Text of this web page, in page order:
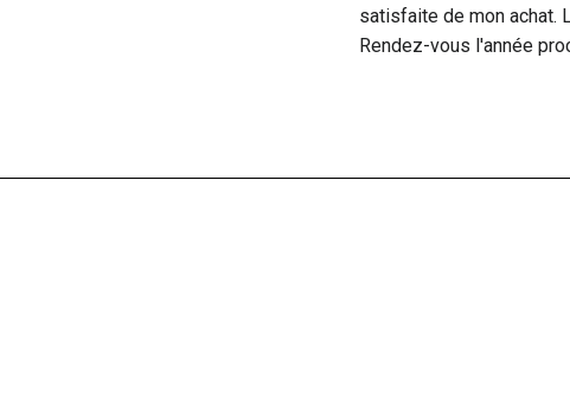
satisfaite de mon achat.
Rendez-vous l'année